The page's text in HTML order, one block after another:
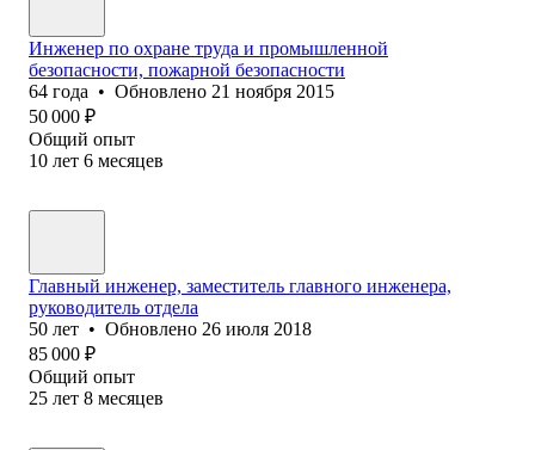
Инженер по охране труда и промышленной
безопасности, пожарной безопасности
64 года • Обновлено 21 ноября 2015
50 000 ₽
Общий опыт
10 лет 6 месяцев
Главный инженер, заместитель главного инженера,
руководитель отдела
50 лет • Обновлено 26 июля 2018
85 000 ₽
Общий опыт
25 лет 8 месяцев